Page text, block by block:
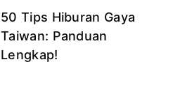
50 Tips Hiburan Gaya
Taiwan: Panduan
Lengkap!